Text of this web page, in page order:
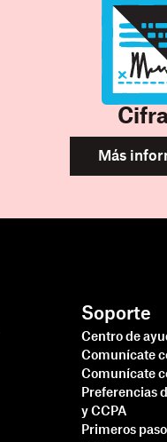
Más
Soporte
Centro de
Comunícate
Comunícate
Preferencias
y CCPA
Primeros